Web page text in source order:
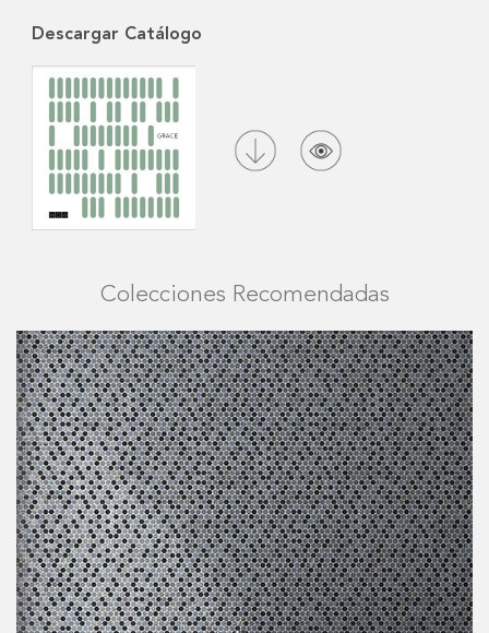
Descargar Catálogo
Colecciones Recomendadas